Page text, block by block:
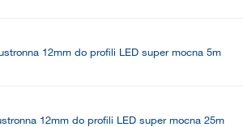
12mm do profili LED super mocna 5m
12mm do profili LED super mocna 25m